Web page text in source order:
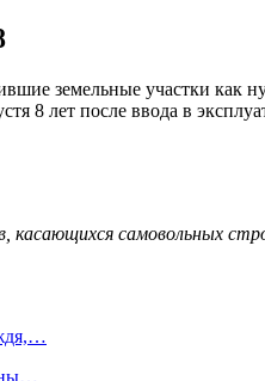
земельные участки
8 лет после ввода в
самовольных